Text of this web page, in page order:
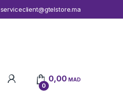
serviceclient@gtelstore.ma
0
0,00MAD